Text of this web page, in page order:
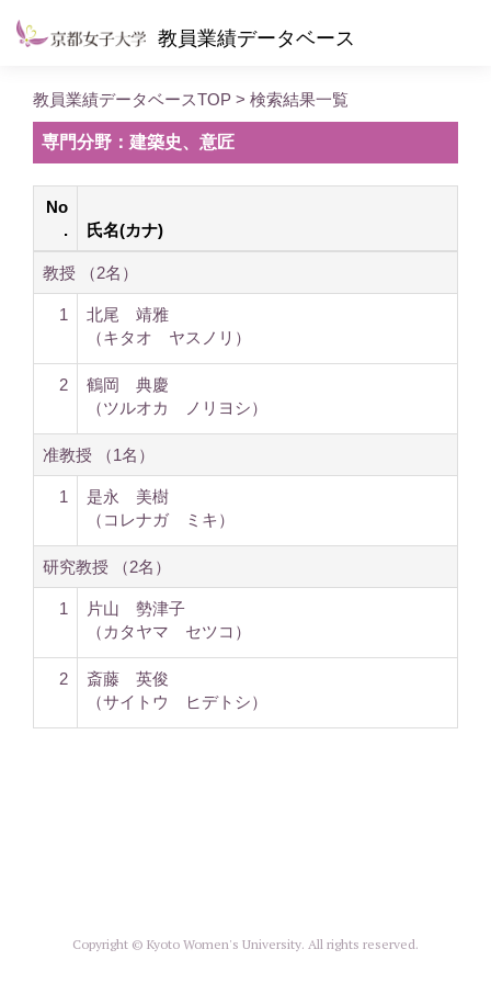
教員業績データベース
教員業績データベースTOP > 検索結果一覧
専門分野：建築史、意匠
No
.
氏名(カナ)
教授 （2名）
1
北尾 靖雅
（キタオ ヤスノリ）
2
鶴岡 典慶
（ツルオカ ノリヨシ）
准教授 （1名）
1
是永 美樹
（コレナガ ミキ）
研究教授 （2名）
1
片山 勢津子
（カタヤマ セツコ）
2
斎藤 英俊
（サイトウ ヒデトシ）
Copyright © Kyoto Women's University. All rights reserved.